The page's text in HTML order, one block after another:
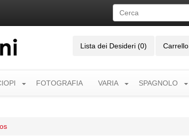
Lista dei Desideri (0) Carrello
FOTOGRAFIA VARIA SPAGNOLO